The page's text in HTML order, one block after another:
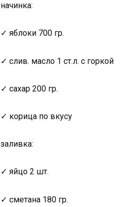
начинка:
✓ яблоки 700 гр.
✓ слив. масло 1 ст.л. с горкой
✓ сахар 200 гр.
✓ корица по вкусу
заливка:
✓ яйцо 2 шт.
✓ сметана 180 гр.